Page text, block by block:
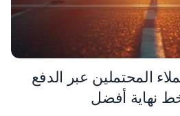
المحتملين عبر الدفع